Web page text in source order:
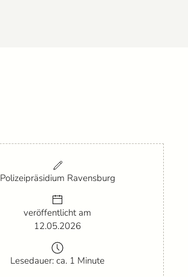
Polizeipräsidium Ravensburg
veröffentlicht am
12.05.2026
Lesedauer: ca. 1 Minute